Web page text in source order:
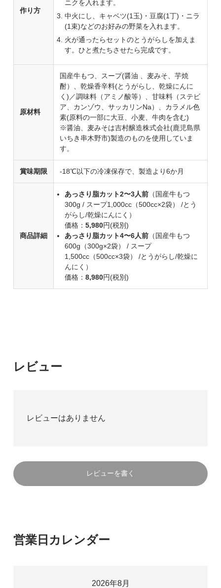
作り方
ニクを入れます。
中火にし、キャベツ(1玉)・豆腐(1丁)・ニラ
(1束)などのお好みの野菜を入れます。
火が通ったらセットのとうがらしを加えま
す。ひと煮たちさせたら完成です。
原材料
国産牛もつ、スープ(醤油 、麦みそ、芋焼
酎）、乾燥香辛料(とうがらし、乾燥にんに
く)／調味料（アミノ酸等）、甘味料（ステビ
ア、カンゾウ、サッカリンNa）、カラメル色
素(原料の一部に大豆、小麦、牛肉を含む)
※醤油、麦みそは吉村醸造株式会社(鹿児島県
いちき串木野市)製造のものを使用していま
す。
賞味期限 -18℃以下の冷凍保存で、製造より6か月
商品詳細
あっさり脂カット2〜3人前 （国産牛もつ
300g / スープ1,000cc（500cc×2袋） /とう
がらし/乾燥にんにく）
価格： 5,980円(税別)
あっさり脂カット4〜6人前 （国産牛もつ
600g（300g×2袋） / スープ
1,500cc（500cc×3袋） /とうがらし/乾燥に
んにく）
価格： 8,980円(税別)
レビュー
レビューはありません
レビューを書く
営業日カレンダー
2026年8月